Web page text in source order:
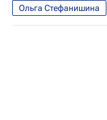
Ольга Стефанишина
Украина
Германия